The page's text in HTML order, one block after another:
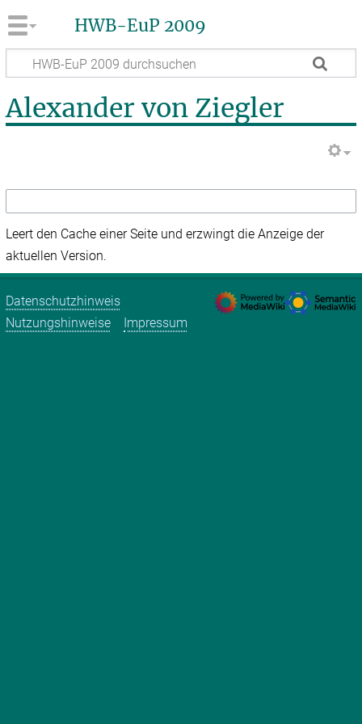
HWB-EuP 2009
Alexander von Ziegler
Leert den Cache einer Seite und erzwingt die Anzeige der
aktuellen Version.
Datenschutzhinweis
Nutzungshinweise
Impressum